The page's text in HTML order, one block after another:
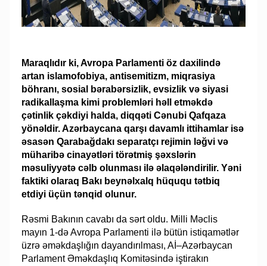
Maraqlıdır ki, Avropa Parlamenti öz daxilində
artan islamofobiya, antisemitizm, miqrasiya
böhranı, sosial bərabərsizlik, evsizlik və siyasi
radikallaşma kimi problemləri həll etməkdə
çətinlik çəkdiyi halda, diqqəti Cənubi Qafqaza
yönəldir. Azərbaycana qarşı davamlı ittihamlar isə
əsasən Qarabağdakı separatçı rejimin ləğvi və
müharibə cinayətləri törətmiş şəxslərin
məsuliyyətə cəlb olunması ilə əlaqələndirilir. Yəni
faktiki olaraq Bakı beynəlxalq hüququ tətbiq
etdiyi üçün tənqid olunur.
Rəsmi Bakının cavabı da sərt oldu. Milli Məclis
mayın 1-də Avropa Parlamenti ilə bütün istiqamətlər
üzrə əməkdaşlığın dayandırılması, Aİ–Azərbaycan
Parlament Əməkdaşlıq Komitəsində iştirakın